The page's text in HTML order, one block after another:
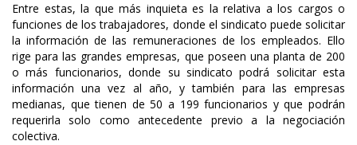
Entre estas, la que más inquieta es la relativa a los cargos o
funciones de los trabajadores, donde el sindicato puede solicitar
la información de las remuneraciones de los empleados. Ello
rige para las grandes empresas, que poseen una planta de 200
o más funcionarios, donde su sindicato podrá solicitar esta
información una vez al año, y también para las empresas
medianas, que tienen de 50 a 199 funcionarios y que podrán
requerirla solo como antecedente previo a la negociación
colectiva.